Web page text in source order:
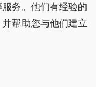
务。他们有经验的
帮助您与他们建立